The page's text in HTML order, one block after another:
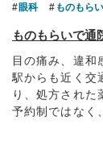
眼科 ものもら
ものもらいで通
目の痛み、違和
駅からも近く交
り、処方された
予約制ではなく